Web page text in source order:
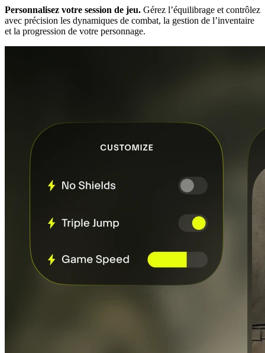
Personnalisez votre session de jeu. Gérez l’équilibrage et contrôlez
avec précision les dynamiques de combat, la gestion de l’inventaire
et la progression de votre personnage.